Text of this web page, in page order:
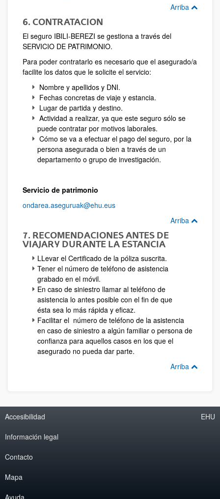
Arriba
6. CONTRATACION
El seguro IBILI-BEREZI se gestiona a través del
SERVICIO DE PATRIMONIO.
Para poder contratarlo es necesario que el asegurado/a
facilite los datos que le solicite el servicio:
Nombre y apellidos y DNI.
Fechas concretas de viaje y estancia.
Lugar de partida y destino.
Actividad a realizar, ya que este seguro sólo se
puede contratar por motivos laborales.
Cómo se va a efectuar el pago del seguro, por la
persona asegurada o bien a través de un
departamento o grupo de investigación.
Servicio de patrimonio
ondarea.aseguruak@ehu.eus
Arriba
7. RECOMENDACIONES ANTES DE
VIAJAR Y DURANTE LA ESTANCIA
LLevar el Certificado de la póliza suscrita.
Tener el número de teléfono de asistencia
grabado en el móvil.
En caso de siniestro llamar al teléfono de
asistencia lo antes posible con el fin de que
ésta sea lo más rápida y eficaz.
Facilitar el número de teléfono de la asistencia
en caso de siniestro a algún familiar o persona de
confianza para aquellos casos en los que el
asegurado no pueda dar parte.
Arriba
Accesibilidad
Información legal
Contacto
Mapa
Ayuda
EHU